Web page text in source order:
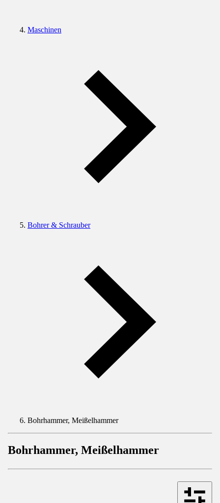
Maschinen
Bohrer & Schrauber
Bohrhammer, Meißelhammer
Bohrhammer, Meißelhammer